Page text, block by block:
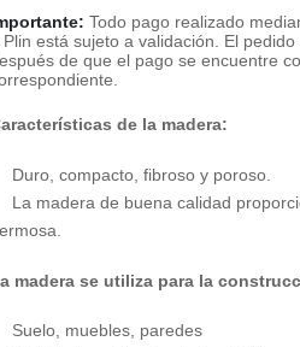
Todo pago realizado
Plin está sujeto a validación. El
de que el pago se encuentre
de la madera:
Duro, compacto, fibroso y poroso.
La madera de buena calidad
madera se utiliza para la
Suelo, muebles, paredes